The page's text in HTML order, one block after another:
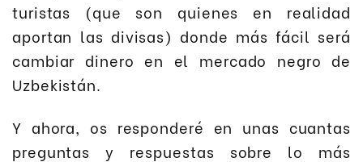
turistas (que son quienes en realidad
aportan las divisas) donde más fácil será
cambiar dinero en el mercado negro de
Uzbekistán.
Y ahora, os responderé en unas cuantas
preguntas y respuestas sobre lo más